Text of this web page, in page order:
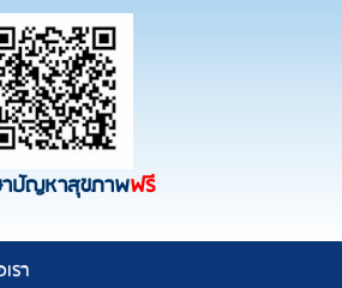
รา
ปัญหาสุขภาพฟรี